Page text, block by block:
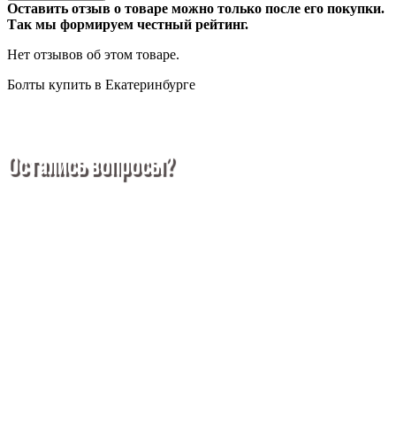
Оставить отзыв о товаре можно только после его покупки.
Так мы формируем честный рейтинг.
Нет отзывов об этом товаре.
Болты купить в Екатеринбурге
Остались вопросы?